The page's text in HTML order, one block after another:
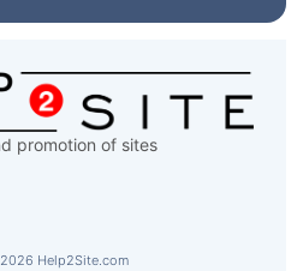
promotion of sites
Help2Site.com